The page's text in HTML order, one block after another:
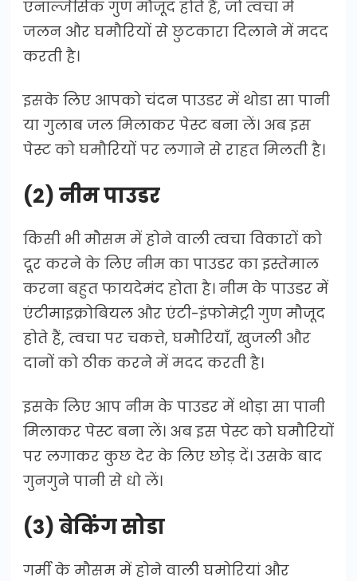
एनाल्जेसिक गुण मौजूद होते हैं, जो त्वचा में
जलन और घमौरियों से छुटकारा दिलाने में मदद
करती है।
इसके लिए आपको चंदन पाउडर में थोडा सा पानी
या गुलाब जल मिलाकर पेस्ट बना लें। अब इस
पेस्ट को घमौरियों पर लगाने से राहत मिलती है।
(2) नीम पाउडर
किसी भी मौसम में होने वाली त्वचा विकारों को
दूर करने के लिए नीम का पाउडर का इस्तेमाल
करना बहुत फायदेमंद होता है। नीम के पाउडर में
एंटीमाइक्रोबियल और एंटी-इंफोमेट्री गुण मौजूद
होते हैं, त्वचा पर चकत्ते, घमौरियाँ, खुजली और
दानों को ठीक करने में मदद करती है।
इसके लिए आप नीम के पाउडर में थोड़ा सा पानी
मिलाकर पेस्ट बना लें। अब इस पेस्ट को घमौरियों
पर लगाकर कुछ देर के लिए छोड़ दें। उसके बाद
गुनगुने पानी से धो लें।
(3) बेकिंग सोडा
गर्मी के मौसम में होने वाली घमोरियां और